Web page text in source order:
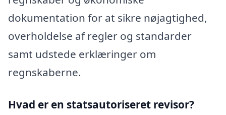
dokumentation for at sikre nøjagtighed,
overholdelse af regler og standarder
samt udstede erklæringer om
regnskaberne.
Hvad er en statsautoriseret revisor?